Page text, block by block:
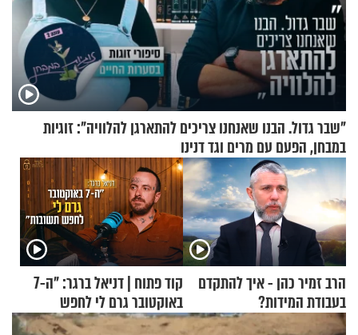
"שבר גדול. הבנו שאנחנו צריכים להתארגן להלוויה": זוגיות
במבחן, הפעם עם מרים וגד דנינו
הרב זמיר כהן - איך להתקדם
בעבודת המידות?
קוד פתוח | דניאל ברגר: "ה-7
באוקטובר גרם לי לחפש
תשובות"